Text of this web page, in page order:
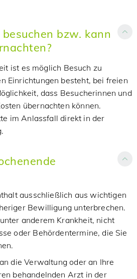
bzw. kann
ist es möglich Besuch zu
Einrichtungen besteht, bei freien
dass Besucherinnen und
übernachten können.
im Anlassfall direkt in der
ausschließlich aus wichtigen
Bewilligung unterbrechen.
anderem Krankheit, nicht
oder Behördentermine, die Sie
die Verwaltung oder an Ihre
behandelnden Arzt in der